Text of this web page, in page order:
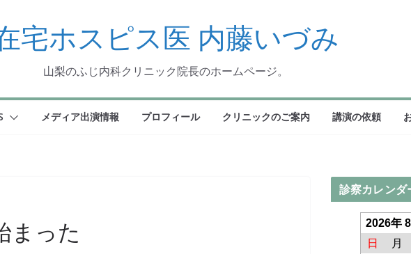
宅ホスピス医 内藤いづみ
山梨のふじ内科クリニック院長のホームページ。
メディア出演情報 プロフィール クリニックのご案内 講演の依頼
まった
診察カレンダ
2026年 8
日
月